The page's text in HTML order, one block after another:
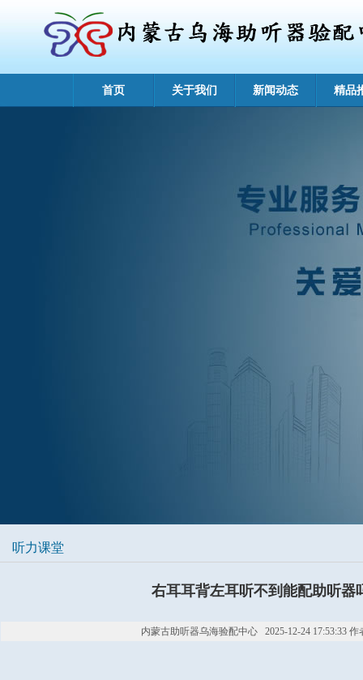
首页 关于我们 新闻动态 精品
听力课堂
右耳耳背左耳听不到能配助听器
内蒙古助听器乌海验配中心 2025-12-24 17:53:33 作